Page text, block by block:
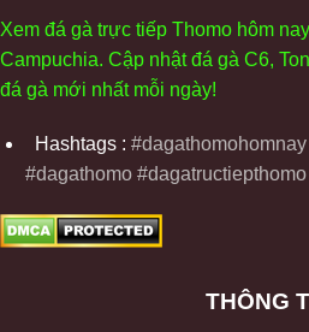
Xem đá gà trực tiếp Thomo hôm
Campuchia. Cập nhậtđá gà C6,
đá gà mới nhất mỗi ngày!
Hashtags :
#dagathomo #dagatructiepthomo
THÔNG